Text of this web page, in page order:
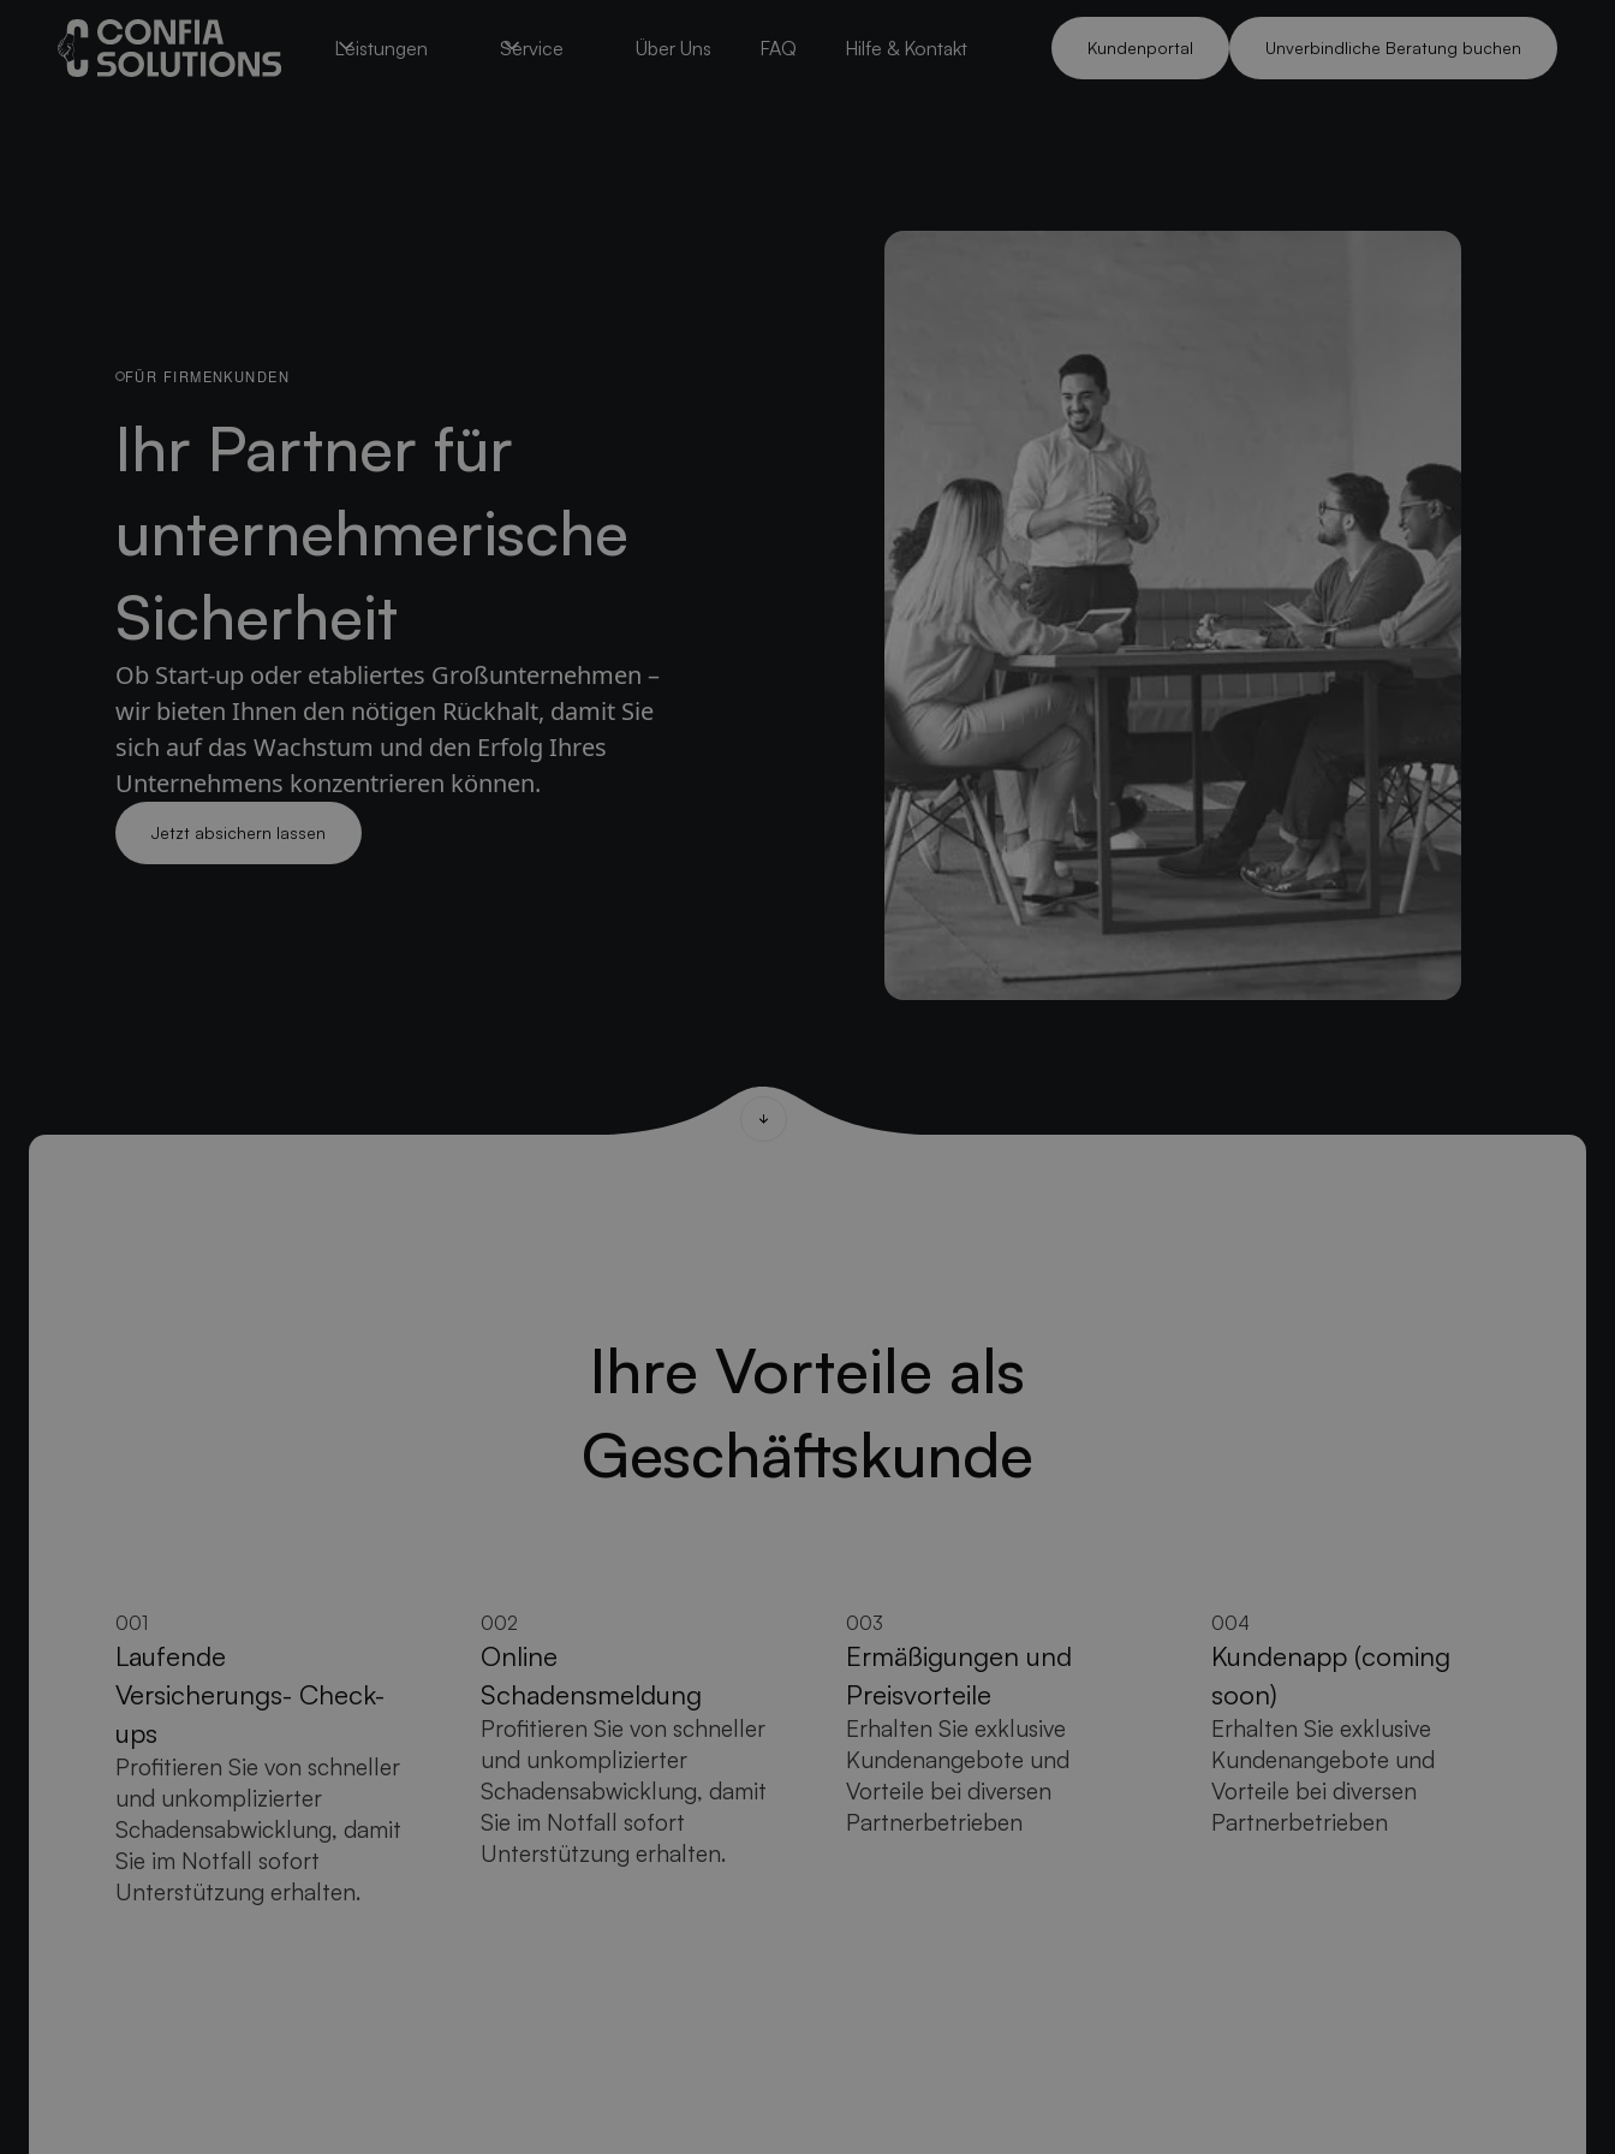
Leistungen Service Über Uns FAQ Hilfe & Kontakt
Kundenportal
Kundenportal
Unverbindliche Beratung buchen
Unverbindliche Beratung buchen
FÜR FIRMENKUNDEN
Ihr Partner für
unternehmerische
Sicherheit
Ob Start-up oder etabliertes Großunternehmen –
wir bieten Ihnen den nötigen Rückhalt, damit Sie
sich auf das Wachstum und den Erfolg Ihres
Unternehmens konzentrieren können.
Jetzt absichern lassen
Jetzt absichern lassen
Ihre Vorteile als
Geschäftskunde
001
Laufende
Versicherungs- Check-
ups
Profitieren Sie von schneller
und unkomplizierter
Schadensabwicklung, damit
Sie im Notfall sofort
Unterstützung erhalten.
002
Online
Schadensmeldung
Profitieren Sie von schneller
und unkomplizierter
Schadensabwicklung, damit
Sie im Notfall sofort
Unterstützung erhalten.
003
Ermäßigungen und
Preisvorteile
Erhalten Sie exklusive
Kundenangebote und
Vorteile bei diversen
Partnerbetrieben
004
Kundenapp (coming
soon)
Erhalten Sie exklusive
Kundenangebote und
Vorteile bei diversen
Partnerbetrieben